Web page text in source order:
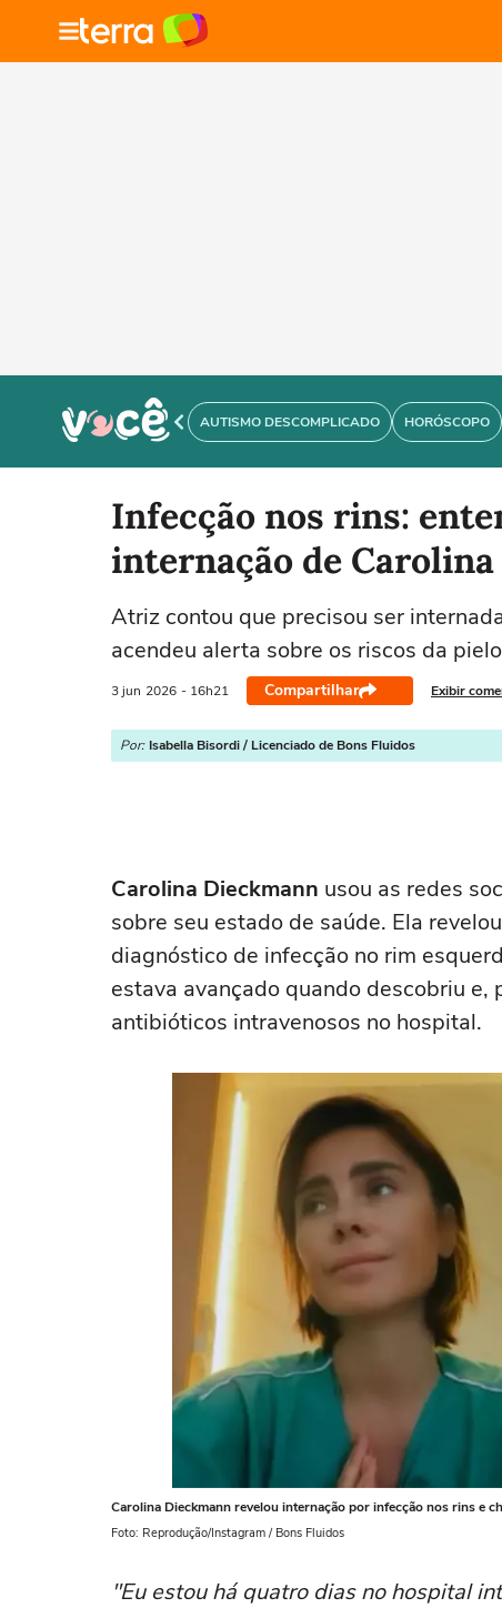
AUTISMO DESCOMPLICADO HORÓSCOPO
Infecção nos rins:
internação de
Atriz contou que precisou ser
acendeu alerta sobre os riscos da
3 jun 2026 - 16h21 Compartilhar Exibir
Por: Isabella Bisordi / Licenciado de Bons Fluidos
Carolina Dieckmann usou as redes
sobre seu estado de saúde. Ela
diagnóstico de infecção no rim
estava avançado quando descobriu
antibióticos intravenosos no hospital.
Carolina Dieckmann revelou internação por infecção nos rins e
Foto: Reprodução/Instagram / Bons Fluidos
"Eu estou há quatro dias no hospital